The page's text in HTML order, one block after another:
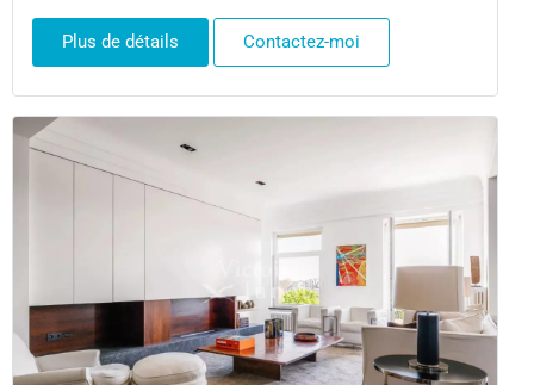
Plus de détails Contactez-moi